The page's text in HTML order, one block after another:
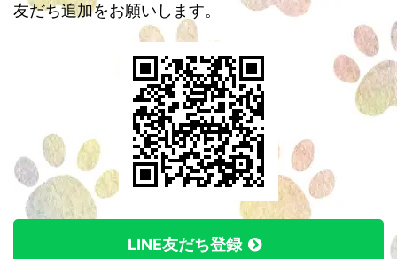
友だち追加をお願いします。
LINE友だち登録